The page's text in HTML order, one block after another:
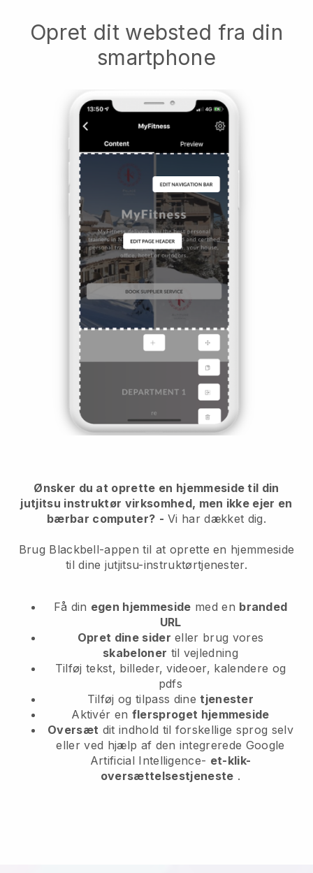
Opret dit websted fra din
smartphone
Ønsker du at oprette en hjemmeside til din
jutjitsu instruktør virksomhed, men ikke ejer en
bærbar computer? - Vi har dækket dig.
Brug Blackbell-appen til at oprette en hjemmeside
til dine jutjitsu-instruktørtjenester.
Få din egen hjemmeside med en branded
URL
Opret dine sider eller brug vores
skabeloner til vejledning
Tilføj tekst, billeder, videoer, kalendere og
pdfs
Tilføj og tilpass dinetjenester
Aktivér en flersproget hjemmeside
Oversæt dit indhold til forskellige sprog selv
eller ved hjælp af den integrerede Google
Artificial Intelligence- et-klik-
oversættelsestjeneste .